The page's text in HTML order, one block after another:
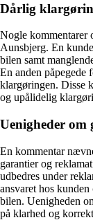
Dårlig
Nogle kommentarer
Aunsbjerg. En
bilen samt
En anden påpegede
klargøringen. Disse
og upålidelig
Uenigheder om
En kommentar
garantier og
udbedres under
ansvaret hos
bilen. Uenigheden
på klarhed og